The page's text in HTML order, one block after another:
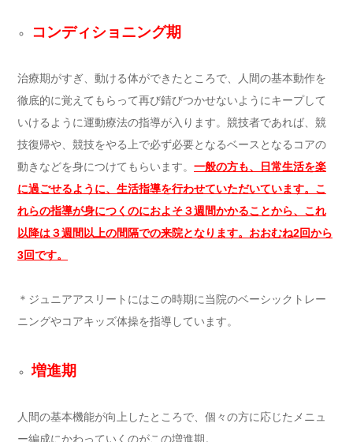
コンディショニング期
治療期がすぎ、動ける体ができたところで、人間の基本動作を
徹底的に覚えてもらって再び錆びつかせないようにキープして
いけるように運動療法の指導が入ります。競技者であれば、競
技復帰や、競技をやる上で必ず必要となるベースとなるコアの
動きなどを身につけてもらいます。 一般の方も、日常生活を楽
に過ごせるように、生活指導を行わせていただいています。こ
れらの指導が身につくのにおよそ３週間かかることから、これ
以降は３週間以上の間隔での来院となります。おおむね2回から
3回です。
＊ジュニアアスリートにはこの時期に当院のベーシックトレー
ニングやコアキッズ体操を指導しています。
増進期
人間の基本機能が向上したところで、個々の方に応じたメニュ
ー編成にかわっていくのがこの増進期。